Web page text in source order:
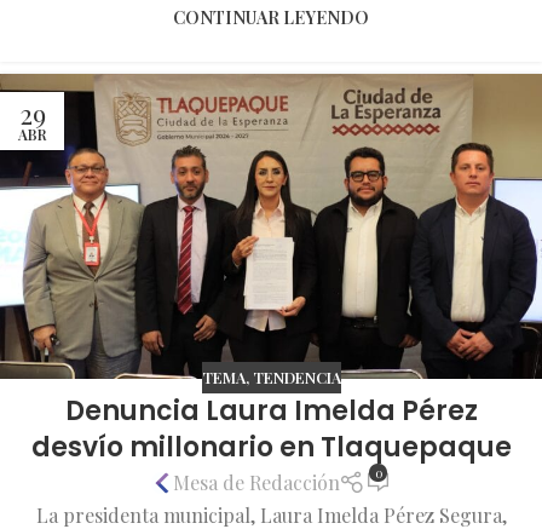
CONTINUAR LEYENDO
29
ABR
TEMA, TENDENCIA
Denuncia Laura Imelda Pérez
desvío millonario en Tlaquepaque
Mesa de Redacción 0
La presidenta municipal, Laura Imelda Pérez Segura,